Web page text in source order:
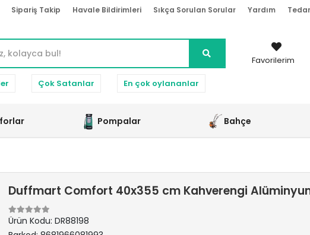
Sipariş Takip Havale Bildirimleri Sıkça Sorulan Sorular Yardım
Çok Satanlar En çok oylananlar
Favorilerim
Pompalar Bahçe
Duffmart Comfort 40x355 cm Kahverengi
Ürün Kodu: DR88198